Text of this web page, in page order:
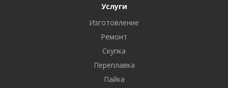
Услуги
Изготовление
Ремонт
Скупка
Переплавка
Пайка